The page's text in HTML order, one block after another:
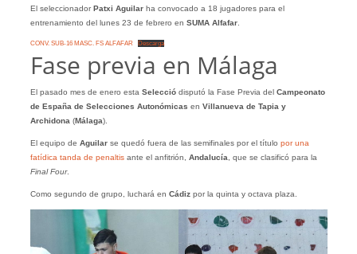
El seleccionador Patxi Aguilarha convocado a 18 jugadores para el
entrenamiento del lunes 23 de febrero en SUMA Alfafar.
CONV. SUB-16 MASC. FS ALFAFAR Descarga
Fase previa en Málaga
El pasado mes de enero esta Selecciódisputó la Fase Previa del Campeonato
de España de Selecciones Autonómicas en Villanueva de Tapia y
Archidona(Málaga).
El equipo de Aguilarse quedó fuera de las semifinales por el título por una
fatídica tanda de penaltisante el anfitrión, Andalucía, que se clasificó para la
Final Four.
Como segundo de grupo, luchará en Cádizpor la quinta y octava plaza.